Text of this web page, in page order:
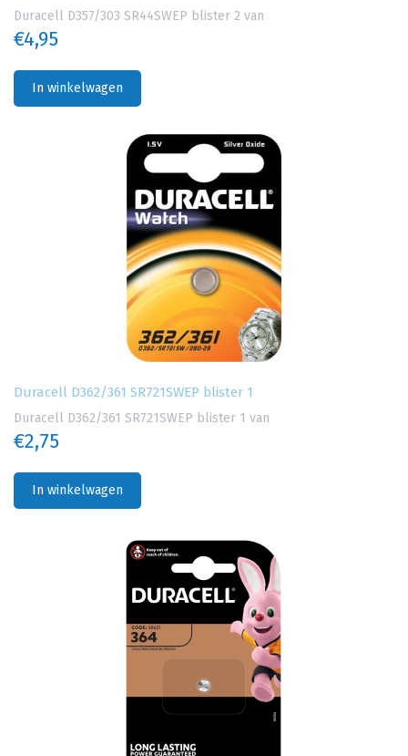
Duracell D357/303 SR44SWEP blister 2 van
€4,95
In winkelwagen
Duracell D362/361 SR721SWEP blister 1
Duracell D362/361 SR721SWEP blister 1 van
€2,75
In winkelwagen